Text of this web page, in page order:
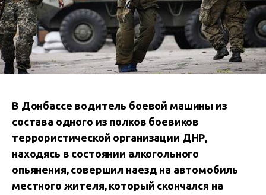
В Донбассе водитель боевой машины из
состава одного из полков боевиков
террористической организации ДНР,
находясь в состоянии алкогольного
опьянения, совершил наезд на автомобиль
местного жителя, который скончался на